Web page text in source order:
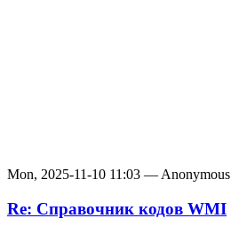
Mon, 2025-11-10 11:03 — Anonymous
Re: Справочник кодов WMI